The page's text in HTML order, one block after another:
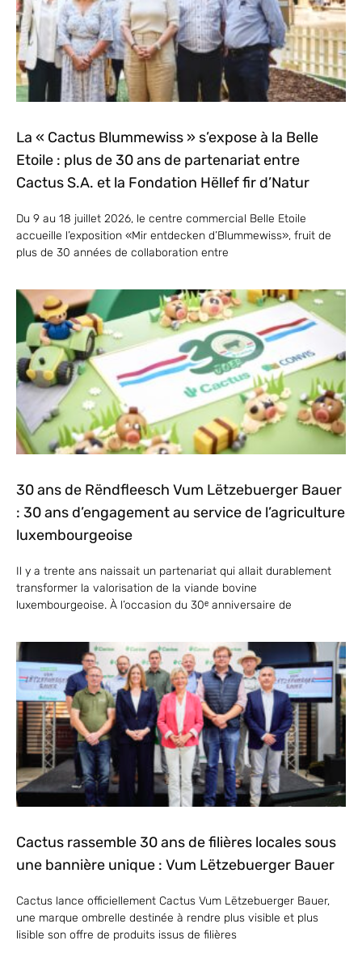
La « Cactus Blummewiss » s’expose à la Belle
Etoile : plus de 30 ans de partenariat entre
Cactus S.A. et la Fondation Hëllef fir d’Natur
Du 9 au 18 juillet 2026, le centre commercial Belle Etoile
accueille l’exposition «Mir entdecken d’Blummewiss», fruit de
plus de 30 années de collaboration entre
30 ans de Rëndfleesch Vum Lëtzebuerger Bauer
: 30 ans d’engagement au service de l’agriculture
luxembourgeoise
Il y a trente ans naissait un partenariat qui allait durablement
transformer la valorisation de la viande bovine
luxembourgeoise. À l’occasion du 30ᵉ anniversaire de
Cactus rassemble 30 ans de filières locales sous
une bannière unique : Vum Lëtzebuerger Bauer
Cactus lance officiellement Cactus Vum Lëtzebuerger Bauer,
une marque ombrelle destinée à rendre plus visible et plus
lisible son offre de produits issus de filières